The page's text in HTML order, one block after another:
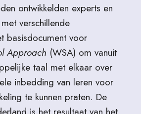
ontwikkelden experts en
verschillende
basisdocument voor
Approach (WSA) om vanuit
taal met elkaar over
inbedding van leren voor
te kunnen praten. De